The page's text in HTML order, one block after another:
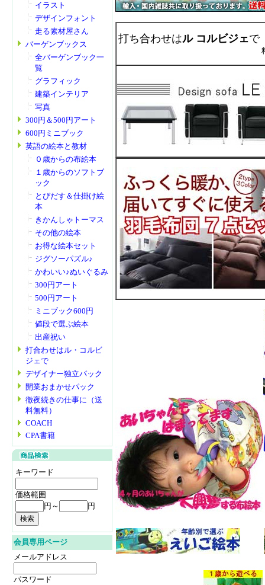
イラスト
デザインフォント
走る素材屋さん
バーゲンブックス
全バーゲンブック一
覧
グラフィック
建築インテリア
写真
300円＆500円アート
600円ミニブック
英語の絵本と教材
０歳からの布絵本
１歳からのソフトブ
ック
とびだす＆仕掛け絵
本
きかんしゃトーマス
その他の絵本
お得な絵本セット
ジグソーパズル♪
かわいい♪ぬいぐるみ
300円アート
500円アート
ミニブック600円
値段で選ぶ絵本
出産祝い
打合わせはル・コルビ
ジェで
デザイナー独立パック
開業おまかせパック
徹夜続きの仕事に（送
料無料）
COACH
CPA書籍
キーワード
価格範囲
円～
円
会員専用ページ
メールアドレス
パスワード
打ち合わせはル コルビジェで